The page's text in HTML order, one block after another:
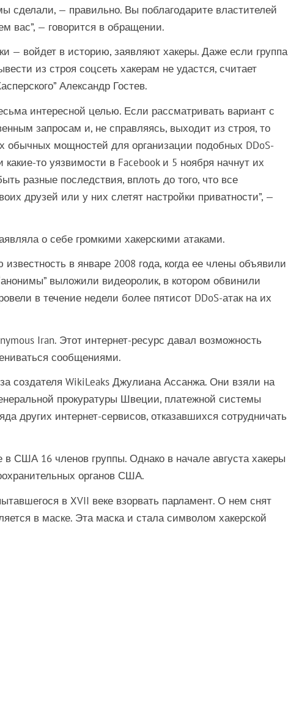
сделали, — правильно. Вы поблагодарите властителей
вас”, — говорится в обращении.
— войдет в историю, заявляют хакеры. Даже если группа
из строя соцсеть хакерам не удастся, считает
Александр Гостев.
интересной целью. Если рассматривать вариант с
запросам и, не справляясь, выходит из строя, то
обычных мощностей для организации подобных DDoS-
то уязвимости в Facebook и 5 ноября начнут их
разные последствия, вплоть до того, что все
друзей или у них слетят настройки приватности”, —
о себе громкими хакерскими атаками.
в январе 2008 года, когда ее члены объявили
выложили видеоролик, в котором обвинили
в течение недели более пятисот DDoS-атак на их
Iran. Этот интернет-ресурс давал возможность
сообщениями.
создателя WikiLeaks Джулиана Ассанжа. Они взяли на
прокуратуры Швеции, платежной системы
других интернет-сервисов, отказавшихся сотрудничать
США 16 членов группы. Однако в начале августа хакеры
органов США.
в XVII веке взорвать парламент. О нем снят
в маске. Эта маска и стала символом хакерской